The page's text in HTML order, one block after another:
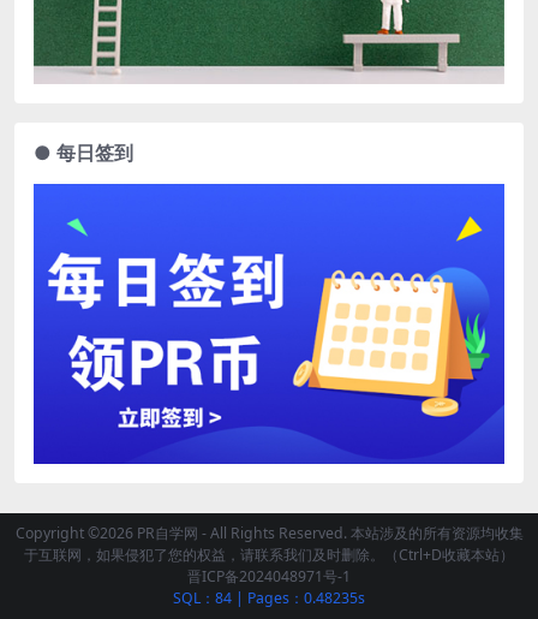
● 每日签到
Copyright ©2026 PR自学网 - All Rights Reserved. 本站涉及的所有资源均收集
于互联网，如果侵犯了您的权益，请联系我们及时删除。（Ctrl+D收藏本站）
晋ICP备2024048971号-1
SQL：84 | Pages：0.48235s